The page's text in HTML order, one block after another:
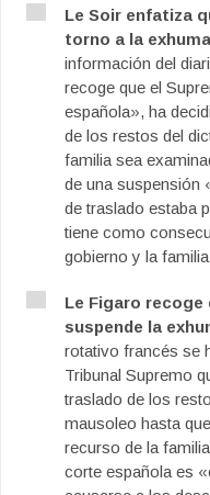
Le Soir enfatiza
torno a la
información del
recoge que el
española», ha
de los restos del
familia sea
de una suspensión
de traslado estaba
tiene como
gobierno y la
Le Figaro
suspende la
rotativo francés se
Tribunal Supremo
traslado de los
mausoleo hasta
recurso de la
corte española es